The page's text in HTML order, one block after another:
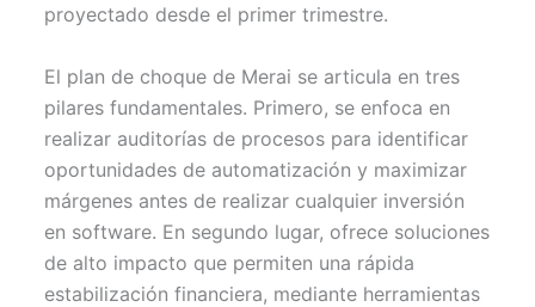
proyectado desde el primer trimestre.
El plan de choque de Merai se articula en tres
pilares fundamentales. Primero, se enfoca en
realizar auditorías de procesos para identificar
oportunidades de automatización y maximizar
márgenes antes de realizar cualquier inversión
en software. En segundo lugar, ofrece soluciones
de alto impacto que permiten una rápida
estabilización financiera, mediante herramientas